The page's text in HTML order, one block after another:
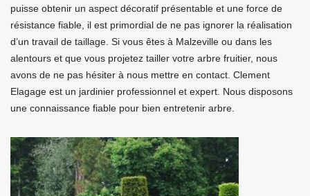
puisse obtenir un aspect décoratif présentable et une force de
résistance fiable, il est primordial de ne pas ignorer la réalisation
d’un travail de taillage. Si vous êtes à Malzeville ou dans les
alentours et que vous projetez tailler votre arbre fruitier, nous
avons de ne pas hésiter à nous mettre en contact. Clement
Elagage est un jardinier professionnel et expert. Nous disposons
une connaissance fiable pour bien entretenir arbre.